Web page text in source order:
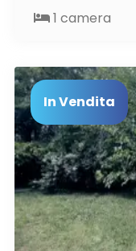
1 camera
In Vendita